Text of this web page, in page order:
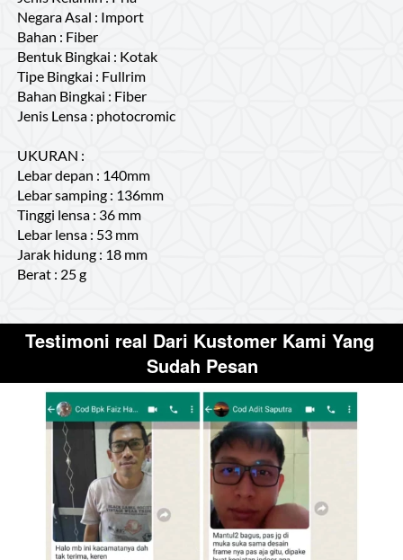
Negara Asal : Import
Bahan : Fiber
Bentuk Bingkai : Kotak
Tipe Bingkai : Fullrim
Bahan Bingkai : Fiber
Jenis Lensa : photocromic
UKURAN :
Lebar depan : 140mm
Lebar samping : 136mm
Tinggi lensa : 36 mm
Lebar lensa : 53 mm
Jarak hidung : 18 mm
Berat : 25 g
Testimoni real Dari Kustomer Kami Yang
Sudah Pesan